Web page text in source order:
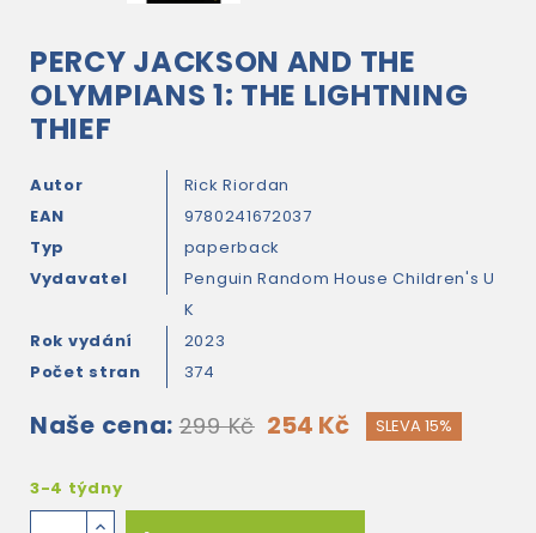
PERCY JACKSON AND THE
OLYMPIANS 1: THE LIGHTNING
THIEF
Autor
Rick Riordan
EAN
9780241672037
Typ
paperback
Vydavatel
Penguin Random House Children's U
K
Rok vydání
2023
Počet stran
374
Naše cena: 299 Kč 254 Kč SLEVA 15%
3-4 týdny